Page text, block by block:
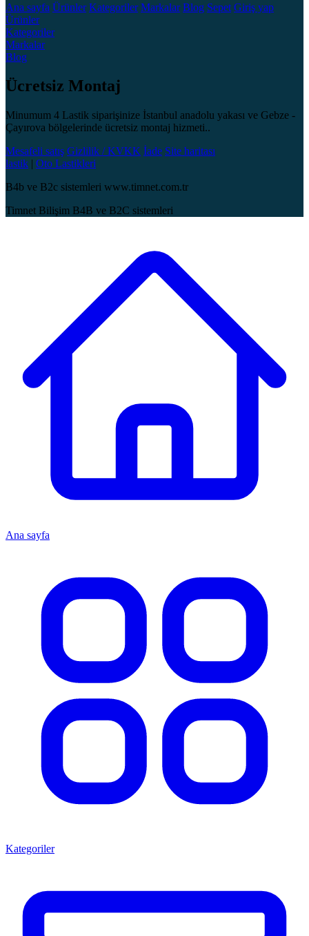
Ana sayfa Ürünler Kategoriler Markalar Blog Sepet Giriş yap
Ürünler
Kategoriler
Markalar
Blog
Ücretsiz Montaj
Minumum 4 Lastik siparişinize İstanbul anadolu yakası ve Gebze -
Çayırova bölgelerinde ücretsiz montaj hizmeti..
Mesafeli satış Gizlilik / KVKK İade Site haritası
lastik | Oto Lastikleri
B4b ve B2c sistemleri www.timnet.com.tr
Timnet Bilişim B4B ve B2C sistemleri
Ana sayfa
Kategoriler